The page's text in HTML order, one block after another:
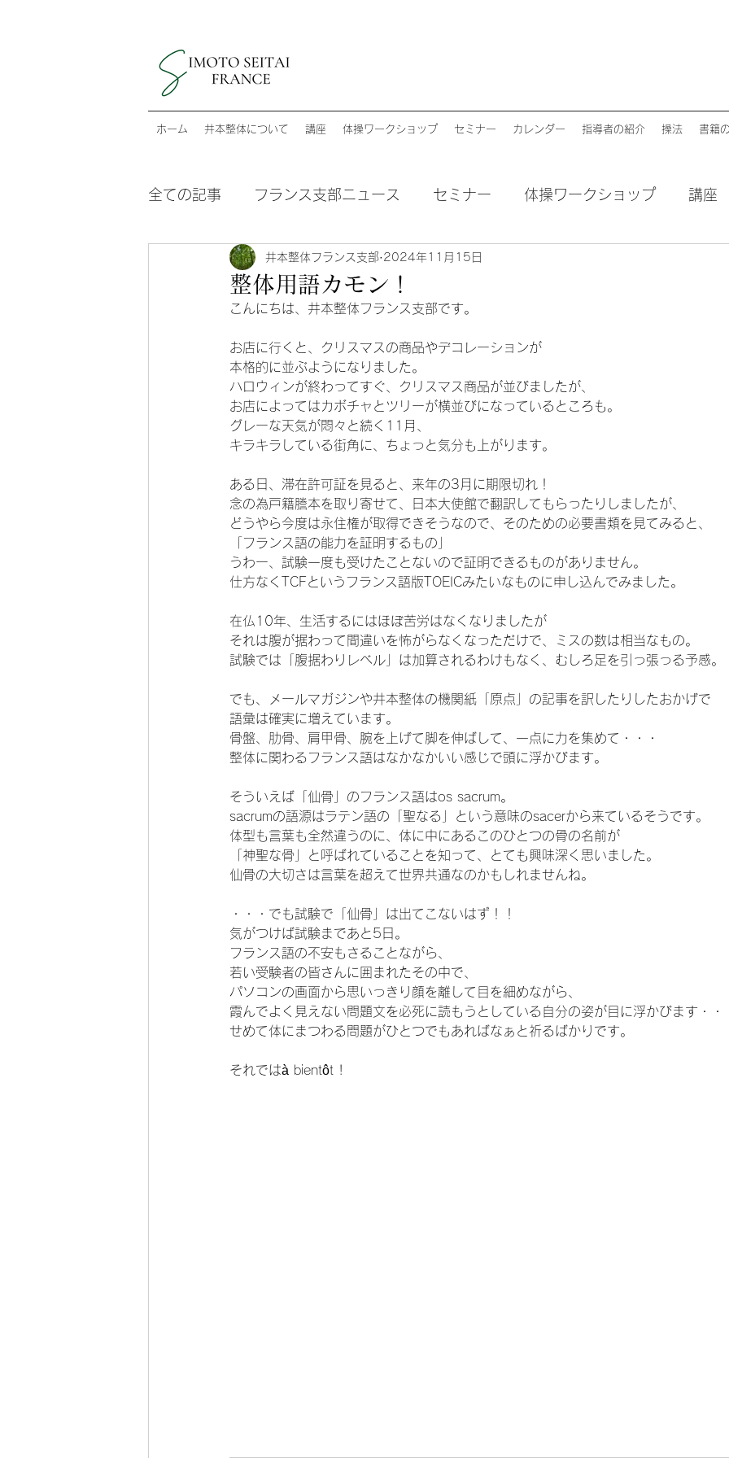
ホーム 井本整体について 講座 体操ワークショップ セミナー カレンダー 指導者の紹介 操法 書籍
全ての記事 フランス支部ニュース セミナー 体操ワークショップ 講座
整体用語カモン！
井本整体フランス支部 2024年11月15日
こんにちは、井本整体フランス支部です。
お店に行くと、クリスマスの商品やデコレーションが
本格的に並ぶようになりました。
ハロウィンが終わってすぐ、クリスマス商品が並びましたが、
お店によってはカボチャとツリーが横並びになっているところも。
グレーな天気が悶々と続く11月、
キラキラしている街角に、ちょっと気分も上がります。
ある日、滞在許可証を見ると、来年の3月に期限切れ！
念の為戸籍謄本を取り寄せて、日本大使館で翻訳してもらったりしましたが、
どうやら今度は永住権が取得できそうなので、そのための必要書類を見てみると、
「フランス語の能力を証明するもの」
うわー、試験一度も受けたことないので証明できるものがありません。
仕方なくTCFというフランス語版TOEICみたいなものに申し込んでみました。
在仏10年、生活するにはほぼ苦労はなくなりましたが
それは腹が据わって間違いを怖がらなくなっただけで、ミスの数は相当なもの。
試験では「腹据わりレベル」は加算されるわけもなく、むしろ足を引っ張っる予感。
でも、メールマガジンや井本整体の機関紙「原点」の記事を訳したりしたおかげで
語彙は確実に増えています。
骨盤、肋骨、肩甲骨、腕を上げて脚を伸ばして、一点に力を集めて・・・
整体に関わるフランス語はなかなかいい感じで頭に浮かびます。
そういえば「仙骨」のフランス語はos sacrum。
sacrumの語源はラテン語の「聖なる」という意味のsacerから来ているそうです。
体型も言葉も全然違うのに、体に中にあるこのひとつの骨の名前が
「神聖な骨」と呼ばれていることを知って、とても興味深く思いました。
仙骨の大切さは言葉を超えて世界共通なのかもしれませんね。
・・・でも試験で「仙骨」は出てこないはず！！
気がつけば試験まであと5日。
フランス語の不安もさることながら、
若い受験者の皆さんに囲まれたその中で、
パソコンの画面から思いっきり顔を離して目を細めながら、
霞んでよく見えない問題文を必死に読もうとしている自分の姿が目に浮かびます・・
せめて体にまつわる問題がひとつでもあればなぁと祈るばかりです。
それではà bientôt !